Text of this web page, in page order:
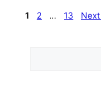
Page
1 Page
2 … Page
13 Next